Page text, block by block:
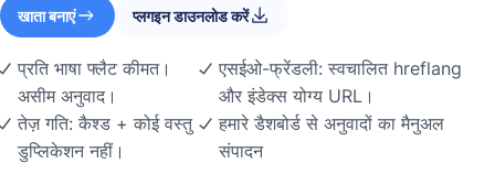
खाता बनाएं प्लगइन डाउनलोड करें
प्रति भाषा फ्लैट कीमत।
असीम अनुवाद।
तेज़ गति: कैश्ड + कोई वस्तु
डुप्लिकेशन नहीं।
एसईओ-फ्रेंडली: स्वचालित hreflang
और इंडेक्स योग्य URL।
हमारे डैशबोर्ड से अनुवादों का मैनुअल
संपादन